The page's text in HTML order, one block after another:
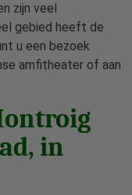
zijn veel
gebied heeft de
u een bezoek
amfitheater of aan
in